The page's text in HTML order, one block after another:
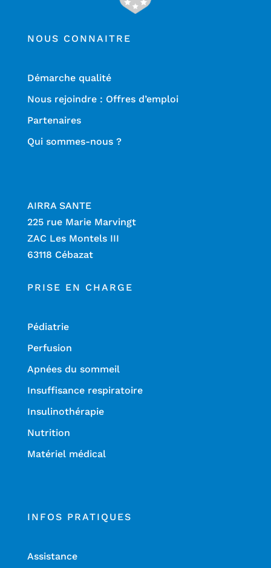
NOUS CONNAITRE
Démarche qualité
Nous rejoindre : Offres d’emploi
Partenaires
Qui sommes-nous ?
AIRRA SANTE
225 rue Marie Marvingt
ZAC Les Montels III
63118 Cébazat
PRISE EN CHARGE
Pédiatrie
Perfusion
Apnées du sommeil
Insuffisance respiratoire
Insulinothérapie
Nutrition
Matériel médical
INFOS PRATIQUES
Assistance